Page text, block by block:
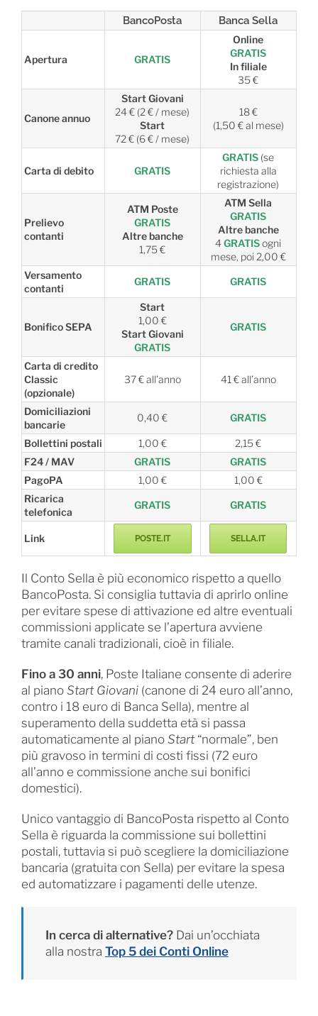
BancoPosta Banca Sella
Apertura GRATIS
Online
GRATIS
In filiale
35 €
Canone annuo
Start Giovani
24 € (2 € / mese)
Start
72 € (6 € / mese)
18 €
(1,50 € al mese)
Carta di debito GRATIS
GRATIS (se
richiesta alla
registrazione)
Prelievo
contanti
ATM Poste
GRATIS
Altre banche
1,75 €
ATM Sella
GRATIS
Altre banche
4GRATISogni
mese, poi 2,00 €
Versamento
contanti
GRATIS GRATIS
Bonifico SEPA
Start
1,00 €
Start Giovani
GRATIS
GRATIS
Carta di credito
Classic
(opzionale)
37 € all’anno 41 € all’anno
Domiciliazioni
bancarie
0,40 € GRATIS
Bollettini postali 1,00 €
2,15 €
F24 / MAV
GRATIS
GRATIS
PagoPA
1,00 €
1,00 €
Ricarica
telefonica
GRATIS GRATIS
Link POSTE.IT SELLA.IT
Il Conto Sella è più economico rispetto a quello
BancoPosta. Si consiglia tuttavia di aprirlo online
per evitare spese di attivazione ed altre eventuali
commissioni applicate se l’apertura avviene
tramite canali tradizionali, cioè in filiale.
Fino a 30 anni, Poste Italiane consente di aderire
al piano Start Giovani(canone di 24 euro all’anno,
contro i 18 euro di Banca Sella), mentre al
superamento della suddetta età si passa
automaticamente al piano Start“normale”, ben
più gravoso in termini di costi fissi (72 euro
all’anno e commissione anche sui bonifici
domestici).
Unico vantaggio di BancoPosta rispetto al Conto
Sella è riguarda la commissione sui bollettini
postali, tuttavia si può scegliere la domiciliazione
bancaria (gratuita con Sella) per evitare la spesa
ed automatizzare i pagamenti delle utenze.
In cerca di alternative?Dai un’occhiata
alla nostra Top 5 dei Conti Online